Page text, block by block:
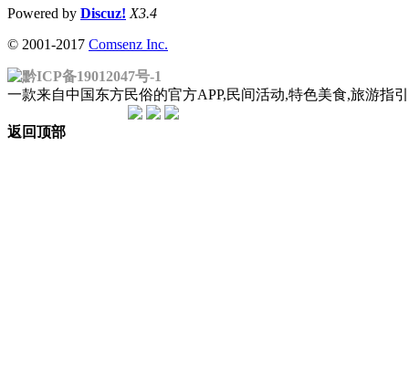
Powered by Discuz! X3.4
© 2001-2017 Comsenz Inc.
黔ICP备19012047号-1
一款来自中国东方民俗的官方APP,民间活动,特色美食,旅游
返回顶部